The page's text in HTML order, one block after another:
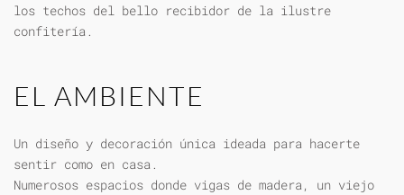
los techos del bello recibidor de la ilustre
confitería.
EL AMBIENTE
Un diseño y decoración única ideada para hacerte
sentir como en casa.
Numerosos espacios donde vigas de madera, un viejo